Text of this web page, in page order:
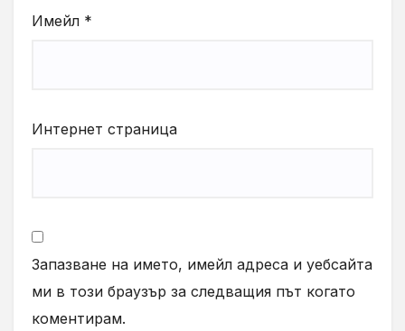
Имейл *
Интернет страница
Запазване на името, имейл адреса и уебсайта
ми в този браузър за следващия път когато
коментирам.